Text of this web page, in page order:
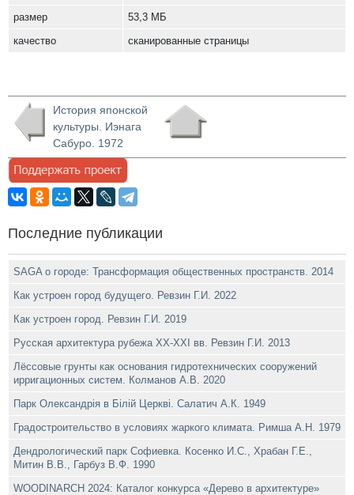
размер
53,3 МБ
качество
сканированные страницы
История японской
культуры. Иэнага
Сабуро. 1972
Последние публикации
SAGA о городе: Трансформация общественных пространств. 2014
Как устроен город будущего. Ревзин Г.И. 2022
Как устроен город. Ревзин Г.И. 2019
Русская архитектура рубежа ХХ-XXI вв. Ревзин Г.И. 2013
Лёссовые грунты как основания гидротехнических сооружений
ирригационных систем. Колманов A.B. 2020
Парк Олександрiя в Бiлiй Церквi. Салатич А.К. 1949
Градостроительство в условиях жаркого климата. Римша А.Н. 1979
Дендрологический парк Софиевка. Косенко И.С., Храбан Г.Е.,
Митин В.В., Гарбуз В.Ф. 1990
WOODINARCH 2024: Каталог конкурса «Дерево в архитектуре»